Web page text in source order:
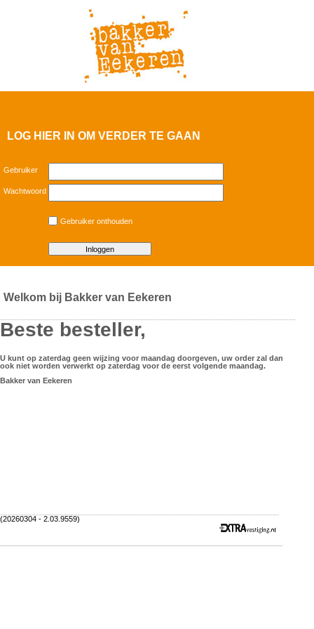
LOG HIER IN OM VERDER TE GAAN
Gebruiker
Wachtwoord
Gebruiker onthouden
Welkom bij Bakker van Eekeren
Beste besteller,
U kunt op zaterdag geen wijzing voor maandag doorgeven, uw order zal dan
ook niet worden verwerkt op zaterdag voor de eerst volgende maandag.
Bakker van Eekeren
(20260304 - 2.03.9559)